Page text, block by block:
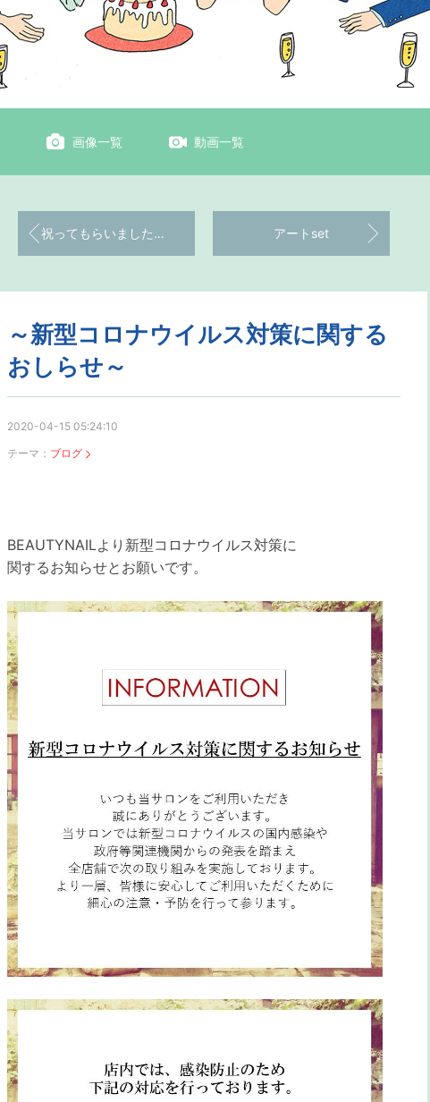
画像一覧 動画一覧
祝ってもらいました！！ アートset
～新型コロナウイルス対策に関する
おしらせ～
2020-04-15 05:24:10
テーマ： ブログ
BEAUTYNAILより新型コロナウイルス対策に
関するお知らせとお願いです。